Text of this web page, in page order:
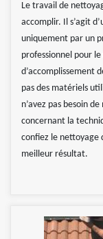
Le travail de
accomplir. Il s’agit
uniquement par un
professionnel pour
d’accomplissement
pas des matériels
n’avez pas besoin
concernant la
confiez le nettoyage
meilleur résultat.